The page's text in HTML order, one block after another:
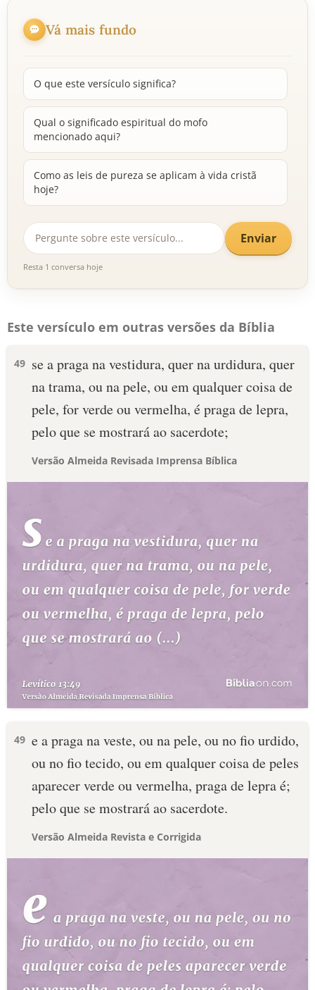
Vá mais fundo
O que este versículo significa?
Qual o significado espiritual do mofo
mencionado aqui?
Como as leis de pureza se aplicam à vida cristã
hoje?
Enviar
Resta 1 conversa hoje
Este versículo em outras versões da Bíblia
49 se a praga na vestidura, quer na urdidura, quer
na trama, ou na pele, ou em qualquer coisa de
pele, for verde ou vermelha, é praga de lepra,
pelo que se mostrará ao sacerdote;
Versão Almeida Revisada Imprensa Bíblica
49 e a praga na veste, ou na pele, ou no fio urdido,
ou no fio tecido, ou em qualquer coisa de peles
aparecer verde ou vermelha, praga de lepra é;
pelo que se mostrará ao sacerdote.
Versão Almeida Revista e Corrigida